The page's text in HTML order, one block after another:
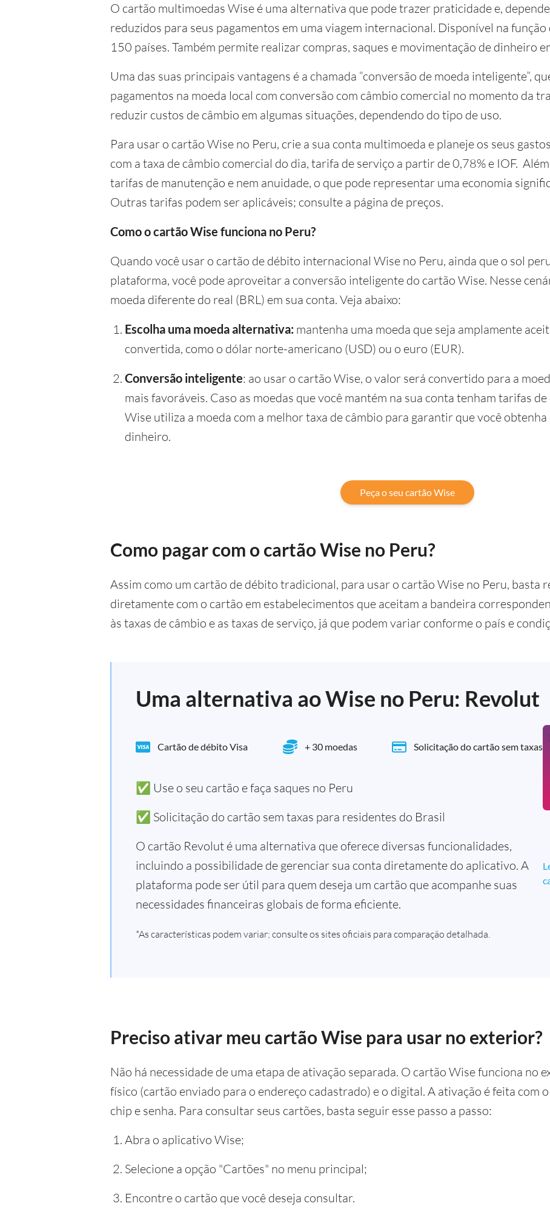
O cartão multimoedas Wise é uma alternativa que pode trazer praticidade e,
reduzidos para seus pagamentos em uma viagem internacional. Disponível na
150 países. Também permite realizar compras, saques e movimentação de dinheiro
Uma das suas principais vantagens é a chamada “conversão de moeda inteligente”,
pagamentos na moeda local com conversão com câmbio comercial no momento da
reduzir custos de câmbio em algumas situações, dependendo do tipo de uso.
Para usar o cartão Wise no Peru, crie a sua conta multimoeda e planeje os seus
com a taxa de câmbio comercial do dia, tarifa de serviço a partir de 0,78% e IOF.
tarifas de manutenção e nem anuidade, o que pode representar uma economia
Outras tarifas podem ser aplicáveis; consulte a página de preços.
Como o cartão Wise funciona no Peru?
Quando você usar o cartão de débito internacional Wise no Peru, ainda que o sol
plataforma, você pode aproveitar a conversão inteligente do cartão Wise. Nesse
moeda diferente do real (BRL) em sua conta. Veja abaixo:
Escolha uma moeda alternativa: mantenha uma moeda que seja amplamente
convertida, como o dólar norte-americano (USD) ou o euro (EUR).
Conversão inteligente: ao usar o cartão Wise, o valor será convertido para a
mais favoráveis. Caso as moedas que você mantém na sua conta tenham tarifas
Wise utiliza a moeda com a melhor taxa de câmbio para garantir que você
dinheiro.
Peça o seu cartão Wise
Como pagar com o cartão Wise no Peru?
Assim como um cartão de débito tradicional, para usar o cartão Wise no Peru, basta
diretamente com o cartão em estabelecimentos que aceitam a bandeira
às taxas de câmbio e as taxas de serviço, já que podem variar conforme o país e
Uma alternativa ao Wise no Peru: Revolut
Cartão de débito Visa + 30 moedas Solicitação do cartão sem taxas
✅ Use o seu cartão e faça saques no Peru
✅ Solicitação do cartão sem taxas para residentes do Brasil
O cartão Revolut é uma alternativa que oferece diversas funcionalidades,
incluindo a possibilidade de gerenciar sua conta diretamente do aplicativo. A
plataforma pode ser útil para quem deseja um cartão que acompanhe suas
necessidades financeiras globais de forma eficiente.
*As características podem variar; consulte os sites oficiais para comparação detalhada.
Preciso ativar meu cartão Wise para usar no exterior?
Não há necessidade de uma etapa de ativação separada. O cartão Wise funciona no
físico (cartão enviado para o endereço cadastrado) e o digital. A ativação é feita com
chip e senha. Para consultar seus cartões, basta seguir esse passo a passo:
Abra o aplicativo Wise;
Selecione a opção "Cartões" no menu principal;
Encontre o cartão que você deseja consultar.